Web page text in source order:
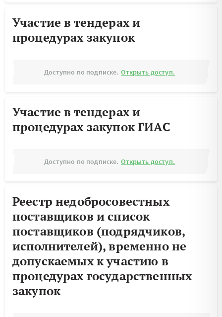
Участие в тендерах и
процедурах закупок
Доступно по подписке. Открыть доступ.
Участие в тендерах и
процедурах закупок ГИАС
Доступно по подписке. Открыть доступ.
Реестр недобросовестных
поставщиков и список
поставщиков (подрядчиков,
исполнителей), временно не
допускаемых к участию в
процедурах государственных
закупок